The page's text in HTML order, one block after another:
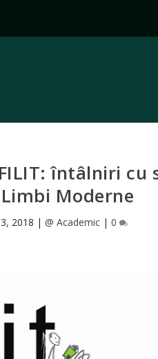
întâlniri
Moderne
2018 | @ Academic| 0